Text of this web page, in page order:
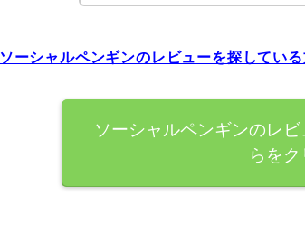
ソーシャルペンギンのレビューを探してい
ソーシャルペンギンのレ
らをク